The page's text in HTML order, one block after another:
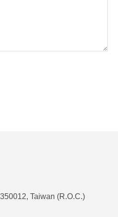
Taiwan (R.O.C.)